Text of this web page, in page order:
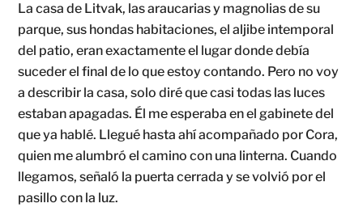
La casa de Litvak, las araucarias y magnolias de su
parque, sus hondas habitaciones, el aljibe intemporal
del patio, eran exactamente el lugar donde debía
suceder el final de lo que estoy contando. Pero no voy
a describir la casa, solo diré que casi todas las luces
estaban apagadas. Él me esperaba en el gabinete del
que ya hablé. Llegué hasta ahí acompañado por Cora,
quien me alumbró el camino con una linterna. Cuando
llegamos, señaló la puerta cerrada y se volvió por el
pasillo con la luz.